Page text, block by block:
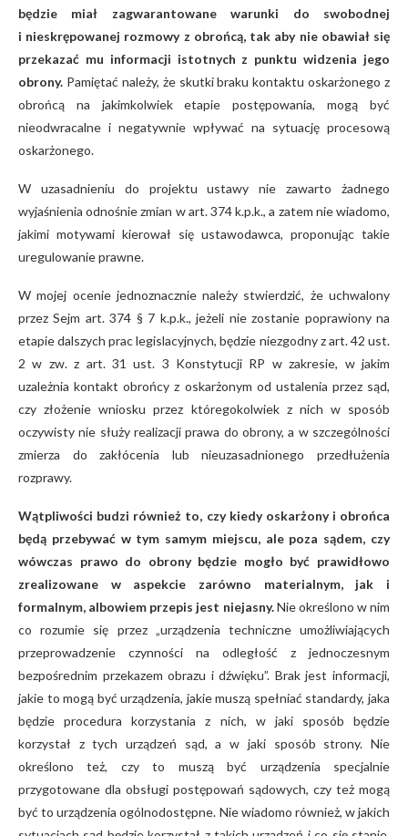
będzie miał zagwarantowane warunki do swobodnej
i nieskrępowanej rozmowy z obrońcą, tak aby nie obawiał się
przekazać mu informacji istotnych z punktu widzenia jego
obrony. Pamiętać należy, że skutki braku kontaktu oskarżonego z
obrońcą na jakimkolwiek etapie postępowania, mogą być
nieodwracalne i negatywnie wpływać na sytuację procesową
oskarżonego.
W uzasadnieniu do projektu ustawy nie zawarto żadnego
wyjaśnienia odnośnie zmian w art. 374 k.p.k., a zatem nie wiadomo,
jakimi motywami kierował się ustawodawca, proponując takie
uregulowanie prawne.
W mojej ocenie jednoznacznie należy stwierdzić, że uchwalony
przez Sejm art. 374 § 7 k.p.k., jeżeli nie zostanie poprawiony na
etapie dalszych prac legislacyjnych, będzie niezgodny z art. 42 ust.
2 w zw. z art. 31 ust. 3 Konstytucji RP w zakresie, w jakim
uzależnia kontakt obrońcy z oskarżonym od ustalenia przez sąd,
czy złożenie wniosku przez któregokolwiek z nich w sposób
oczywisty nie służy realizacji prawa do obrony, a w szczególności
zmierza do zakłócenia lub nieuzasadnionego przedłużenia
rozprawy.
Wątpliwości budzi również to, czy kiedy oskarżony i obrońca
będą przebywać w tym samym miejscu, ale poza sądem, czy
wówczas prawo do obrony będzie mogło być prawidłowo
zrealizowane w aspekcie zarówno materialnym, jak i
formalnym, albowiem przepis jest niejasny.Nie określono w nim
co rozumie się przez „urządzenia techniczne umożliwiających
przeprowadzenie czynności na odległość z jednoczesnym
bezpośrednim przekazem obrazu i dźwięku”. Brak jest informacji,
jakie to mogą być urządzenia, jakie muszą spełniać standardy, jaka
będzie procedura korzystania z nich, w jaki sposób będzie
korzystał z tych urządzeń sąd, a w jaki sposób strony. Nie
określono też, czy to muszą być urządzenia specjalnie
przygotowane dla obsługi postępowań sądowych, czy też mogą
być to urządzenia ogólnodostępne. Nie wiadomo również, w jakich